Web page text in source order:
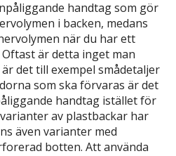
handtag som gör
i backen, medans
när du har ett
är detta inget man
det till exempel smådetaljer
som ska förvaras är det
handtag istället för
av plastbackar har
även varianter med
botten. Att använda